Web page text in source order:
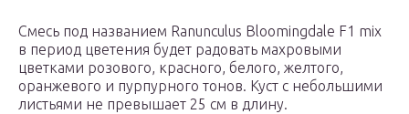
Смесь под названием Ranunculus Bloomingdale F1 mix
в период цветения будет радовать махровыми
цветками розового, красного, белого, желтого,
оранжевого и пурпурного тонов. Куст с небольшими
листьями не превышает 25 см в длину.